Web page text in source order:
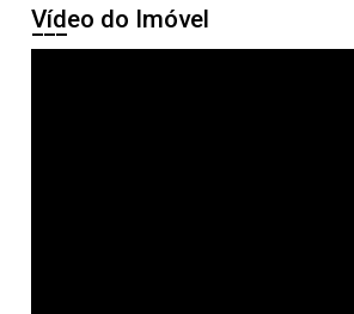
Vídeo do Imóvel